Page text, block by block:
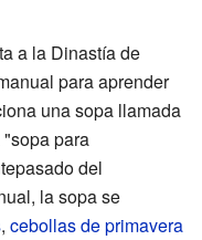
a la Dinastía de
para aprender
una sopa llamada
para
del
la sopa se
, cebollas de primavera